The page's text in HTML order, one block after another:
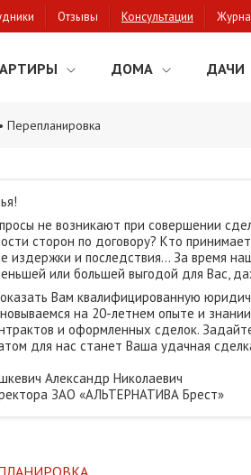
Отзывы Консультации
ДОМА ДАЧИ
Перепланировка
не возникают при совершении
сторон по договору? Кто
издержки и последствия... За время
или большей выгодой для Вас,
Вам квалифицированную
на 20-летнем опыте и
и оформленных сделок.
для нас станет Ваша удачная
Александр Николаевич
ЗАО «АЛЬТЕРНАТИВА Брест»